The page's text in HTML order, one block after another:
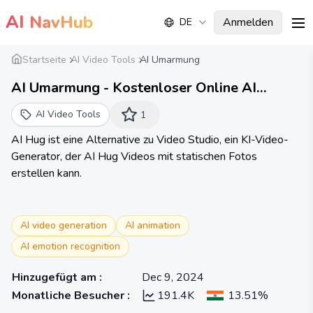
AI NavHub DE Anmelden
Startseite AI Video Tools AI Umarmung
AI Umarmung - Kostenloser Online AI
Umarmung Video Generator
AI Video Tools 1
AI Hug ist eine Alternative zu Video Studio, ein KI-Video-
Generator, der AI Hug Videos mit statischen Fotos
erstellen kann.
AI video generation
AI animation
AI emotion recognition
Hinzugefügt am :
Dec 9, 2024
Monatliche Besucher : 191.4K 13.51%